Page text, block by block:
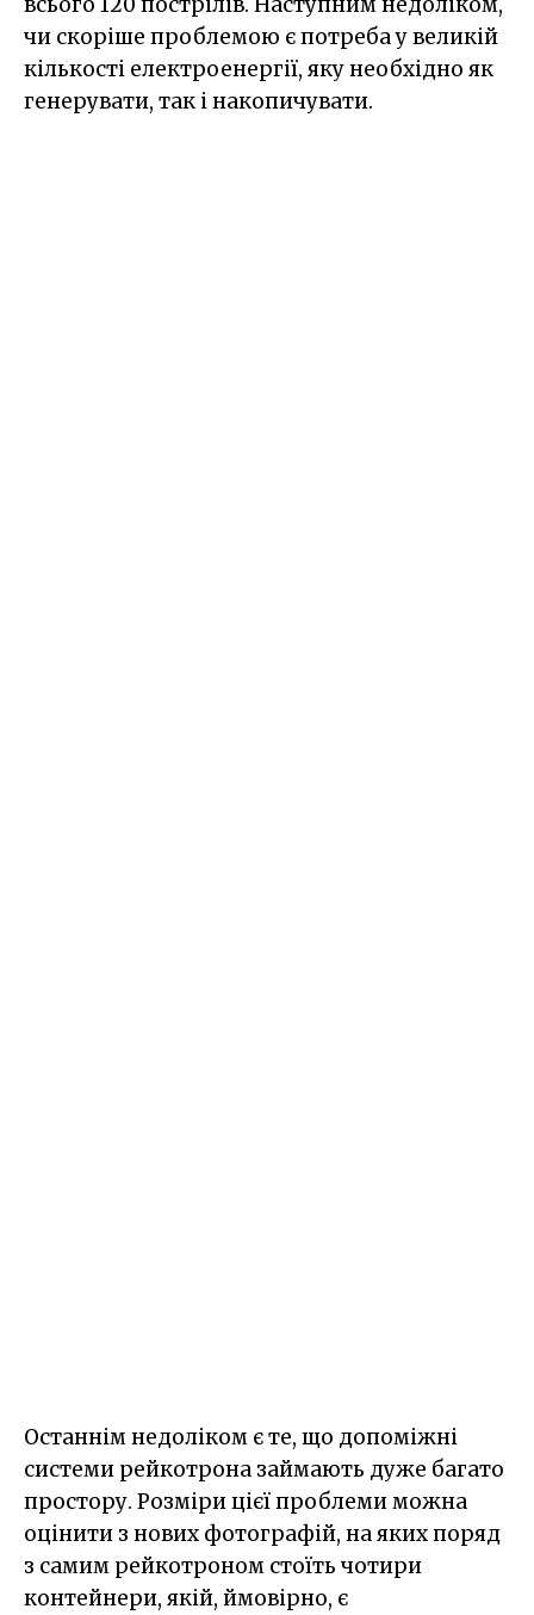
чи скоріше проблемою є потреба у великій
кількості електроенергії, яку необхідно як
генерувати, так і накопичувати.
Останнім недоліком є те, що допоміжні
системи рейкотрона займають дуже багато
простору. Розміри цієї проблеми можна
оцінити з нових фотографій, на яких поряд
з самим рейкотроном стоїть чотири
контейнери, якій, ймовірно, є